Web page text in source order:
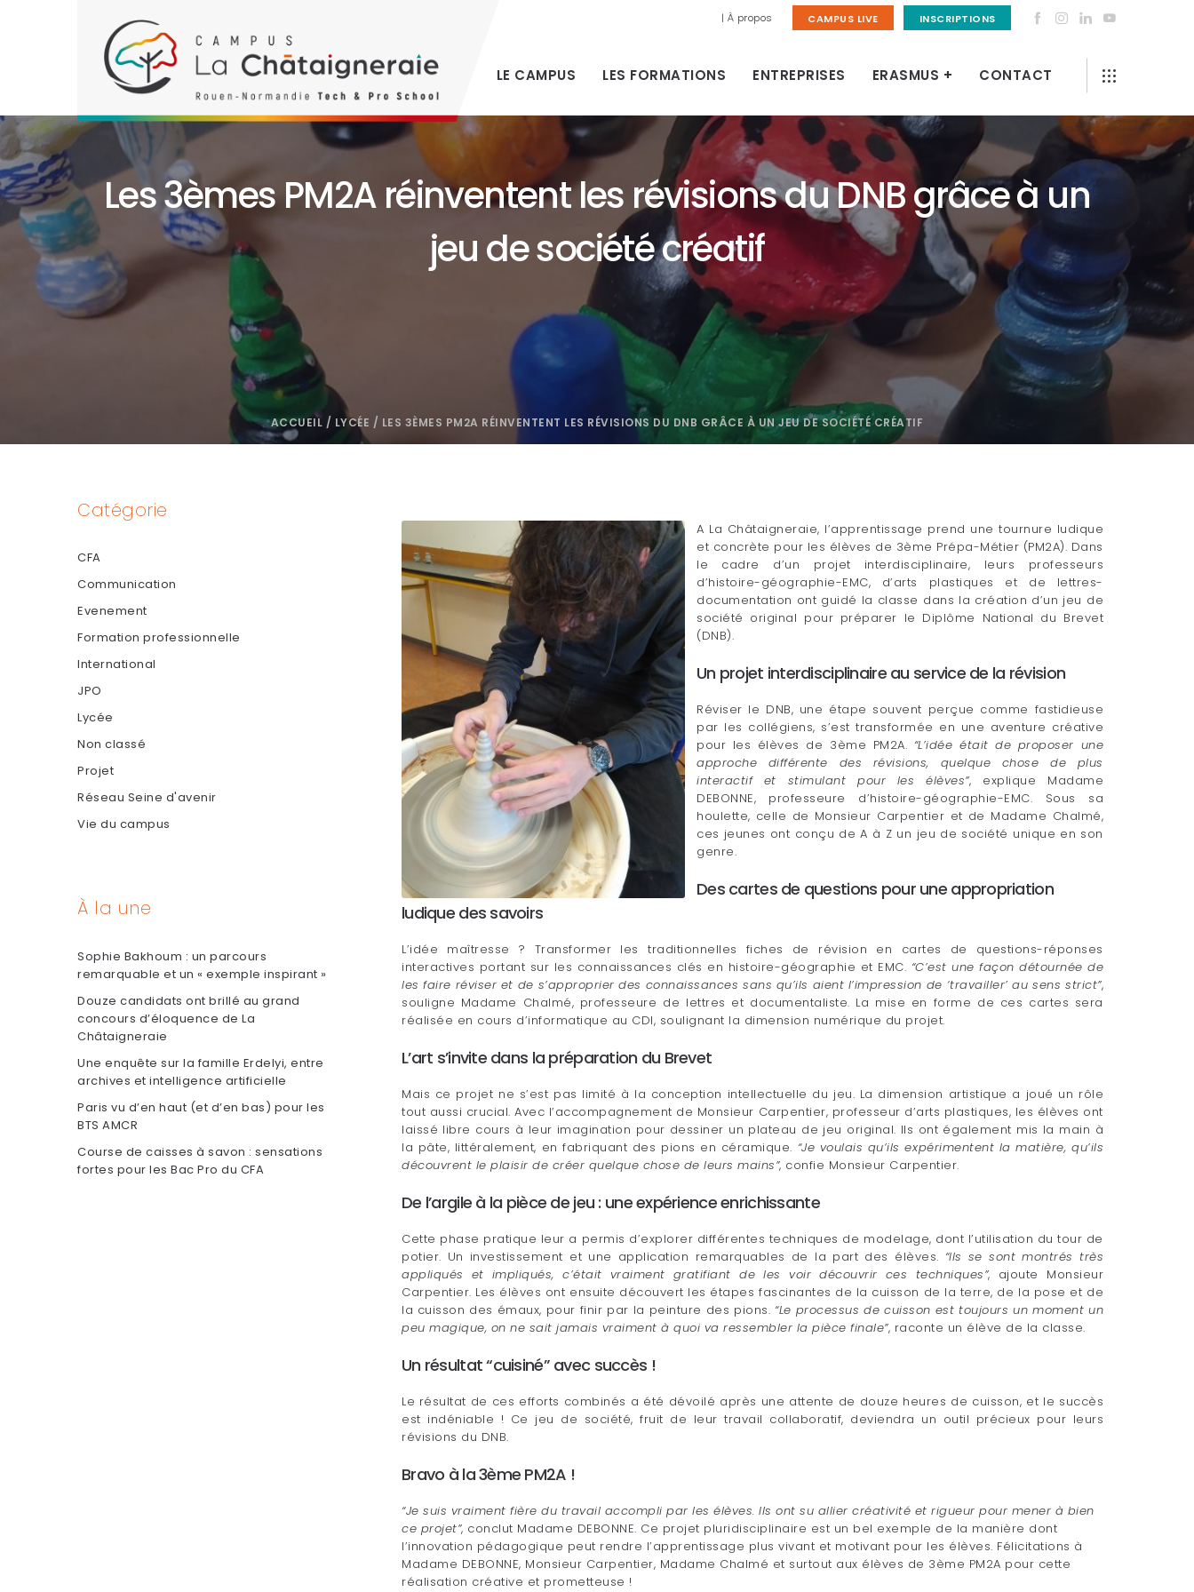
INSCRIPTIONS
CAMPUS LIVE
| À propos
LE CAMPUS LES FORMATIONS ENTREPRISES ERASMUS + CONTACT
ACCUEIL / LYCÉE / LES 3ÈMES PM2A RÉINVENTENT LES RÉVISIONS DU DNB GRÂCE À UN JEU DE SOCIÉTÉ CRÉATIF
Les 3èmes PM2A réinventent les révisions du DNB grâce à un
jeu de société créatif
A La Châtaigneraie, l’apprentissage prend une tournure ludique
et concrète pour les élèves de 3ème Prépa-Métier (PM2A). Dans
le cadre d’un projet interdisciplinaire, leurs professeurs
d’histoire-géographie-EMC, d’arts plastiques et de lettres-
documentation ont guidé la classe dans la création d’un jeu de
société original pour préparer le Diplôme National du Brevet
(DNB).
Un projet interdisciplinaire au service de la révision
Réviser le DNB, une étape souvent perçue comme fastidieuse
par les collégiens, s’est transformée en une aventure créative
pour les élèves de 3ème PM2A. “L’idée était de proposer une
approche différente des révisions, quelque chose de plus
interactif et stimulant pour les élèves”, explique Madame
DEBONNE, professeure d’histoire-géographie-EMC. Sous sa
houlette, celle de Monsieur Carpentier et de Madame Chalmé,
ces jeunes ont conçu de A à Z un jeu de société unique en son
genre.
Des cartes de questions pour une appropriation
ludique des savoirs
L’idée maîtresse ? Transformer les traditionnelles fiches de révision en cartes de questions-réponses
interactives portant sur les connaissances clés en histoire-géographie et EMC. “C’est une façon détournée de
les faire réviser et de s’approprier des connaissances sans qu’ils aient l’impression de ‘travailler’ au sens strict”,
souligne Madame Chalmé, professeure de lettres et documentaliste. La mise en forme de ces cartes sera
réalisée en cours d’informatique au CDI, soulignant la dimension numérique du projet.
L’art s’invite dans la préparation du Brevet
Mais ce projet ne s’est pas limité à la conception intellectuelle du jeu. La dimension artistique a joué un rôle
tout aussi crucial. Avec l’accompagnement de Monsieur Carpentier, professeur d’arts plastiques, les élèves ont
laissé libre cours à leur imagination pour dessiner un plateau de jeu original. Ils ont également mis la main à
la pâte, littéralement, en fabriquant des pions en céramique. “Je voulais qu’ils expérimentent la matière, qu’ils
découvrent le plaisir de créer quelque chose de leurs mains”, confie Monsieur Carpentier.
De l’argile à la pièce de jeu : une expérience enrichissante
Cette phase pratique leur a permis d’explorer différentes techniques de modelage, dont l’utilisation du tour de
potier. Un investissement et une application remarquables de la part des élèves. “Ils se sont montrés très
appliqués et impliqués, c’était vraiment gratifiant de les voir découvrir ces techniques”, ajoute Monsieur
Carpentier. Les élèves ont ensuite découvert les étapes fascinantes de la cuisson de la terre, de la pose et de
la cuisson des émaux, pour finir par la peinture des pions. “Le processus de cuisson est toujours un moment un
peu magique, on ne sait jamais vraiment à quoi va ressembler la pièce finale”, raconte un élève de la classe.
Un résultat “cuisiné” avec succès !
Le résultat de ces efforts combinés a été dévoilé après une attente de douze heures de cuisson, et le succès
est indéniable ! Ce jeu de société, fruit de leur travail collaboratif, deviendra un outil précieux pour leurs
révisions du DNB.
Bravo à la 3ème PM2A !
“Je suis vraiment fière du travail accompli par les élèves. Ils ont su allier créativité et rigueur pour mener à bien
ce projet”, conclut Madame DEBONNE. Ce projet pluridisciplinaire est un bel exemple de la manière dont
l’innovation pédagogique peut rendre l’apprentissage plus vivant et motivant pour les élèves. Félicitations à
Madame DEBONNE, Monsieur Carpentier, Madame Chalmé et surtout aux élèves de 3ème PM2A pour cette
réalisation créative et prometteuse !
Catégorie
CFA
Communication
Evenement
Formation professionnelle
International
JPO
Lycée
Non classé
Projet
Réseau Seine d'avenir
Vie du campus
À la une
Sophie Bakhoum : un parcours
remarquable et un « exemple inspirant »
Douze candidats ont brillé au grand
concours d’éloquence de La
Châtaigneraie
Une enquête sur la famille Erdelyi, entre
archives et intelligence artificielle
Paris vu d’en haut (et d’en bas) pour les
BTS AMCR
Course de caisses à savon : sensations
fortes pour les Bac Pro du CFA